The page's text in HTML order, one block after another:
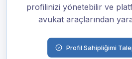
profilinizi yönetebilir ve
avukat araçlarından
Profil Sahipliğimi